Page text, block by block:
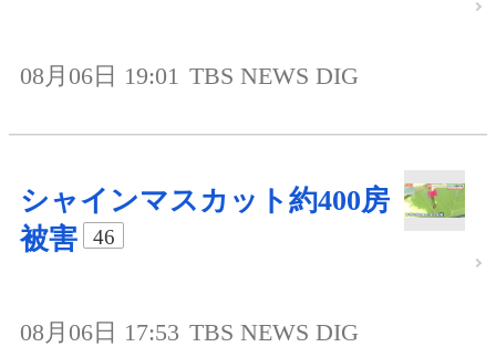
08月06日 19:01 TBS NEWS DIG
シャインマスカット約400房
被害
46
08月06日 17:53 TBS NEWS DIG